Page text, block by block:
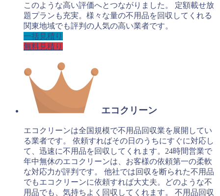
このような高い評価へとつながりました。 定額載せ放
題プランも充実。様々な量の不用品を回収してくれる
関東地域でも評判の人気の高い業者です。
一括見積り
無料見積り
エコクリーン
エコクリーンは全国規模で不用品回収業を展開してい
る業者です。 依頼すればその日のうちにすぐに対応し
て、迅速に不用品を回収してくれます。24時間営業で
年中無休のエコクリーンは、お客様の依頼第一の柔軟
な対応力が評判です。 他社では回収を断られた不用品
でもエコクリーンに依頼すれば大丈夫。どのような不
用品でも、気持ちよく回収してくれます。 不用品回収